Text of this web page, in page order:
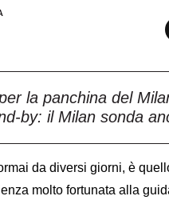
la panchina del
by: il Milan sonda
da diversi giorni, è
molto fortunata alla